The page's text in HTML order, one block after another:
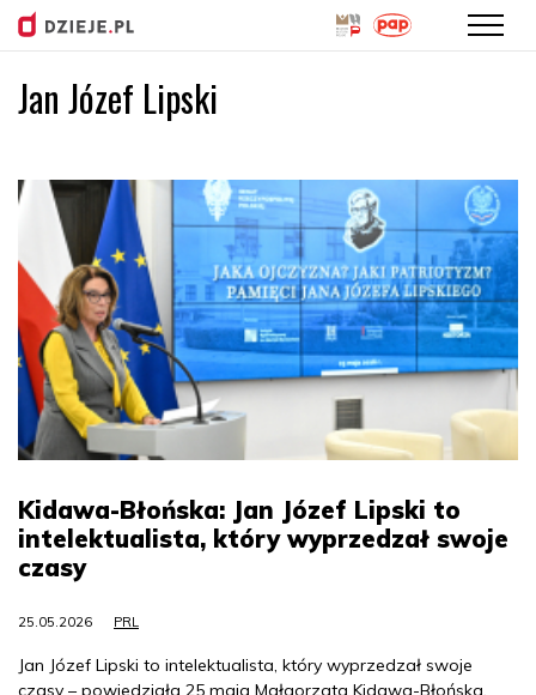
Jan Józef Lipski
Kidawa-Błońska: Jan Józef Lipski to
intelektualista, który wyprzedzał swoje
czasy
25.05.2026 PRL
Jan Józef Lipski to intelektualista, który wyprzedzał swoje
czasy – powiedziała 25 maja Małgorzata Kidawa-Błońska,